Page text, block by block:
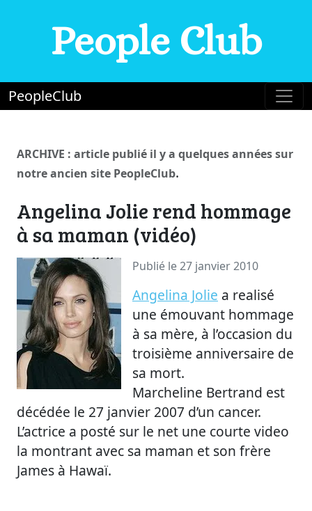
People Club
PeopleClub
ARCHIVE : article publié il y a quelques années sur
notre ancien site PeopleClub.
Angelina Jolie rend hommage
à sa maman (vidéo)
Publié le 27 janvier 2010
Angelina Jolie a realisé
une émouvant hommage
à sa mère, à l’occasion du
troisième anniversaire de
sa mort.
Marcheline Bertrand est
décédée le 27 janvier 2007 d’un cancer.
L’actrice a posté sur le net une courte video
la montrant avec sa maman et son frère
James à Hawaï.